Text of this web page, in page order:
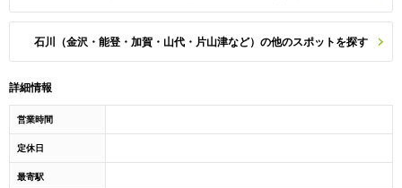
石川（金沢・能登・加賀・山代・片山津など）の他のスポットを探す
詳細情報
営業時間
定休日
最寄駅